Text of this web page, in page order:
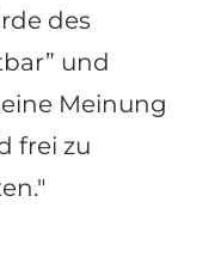
des
und
Meinung
frei zu